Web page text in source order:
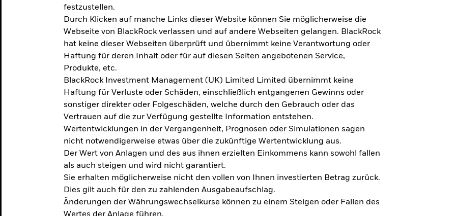
festzustellen.
Durch Klicken auf manche Links dieser Website können Sie möglicherweise die
Webseite von BlackRock verlassen und auf andere Webseiten gelangen. BlackRock
hat keine dieser Webseiten überprüft und übernimmt keine Verantwortung oder
Haftung für deren Inhalt oder für auf diesen Seiten angebotenen Service,
Produkte, etc.
BlackRock Investment Management (UK) Limited Limited übernimmt keine
Haftung für Verluste oder Schäden, einschließlich entgangenen Gewinns oder
sonstiger direkter oder Folgeschäden, welche durch den Gebrauch oder das
Vertrauen auf die zur Verfügung gestellte Information entstehen.
Wertentwicklungen in der Vergangenheit, Prognosen oder Simulationen sagen
nicht notwendigerweise etwas über die zukünftige Wertentwicklung aus.
Der Wert von Anlagen und des aus ihnen erzielten Einkommens kann sowohl fallen
als auch steigen und wird nicht garantiert.
Sie erhalten möglicherweise nicht den vollen von Ihnen investierten Betrag zurück.
Dies gilt auch für den zu zahlenden Ausgabeaufschlag.
Änderungen der Währungswechselkurse können zu einem Steigen oder Fallen des